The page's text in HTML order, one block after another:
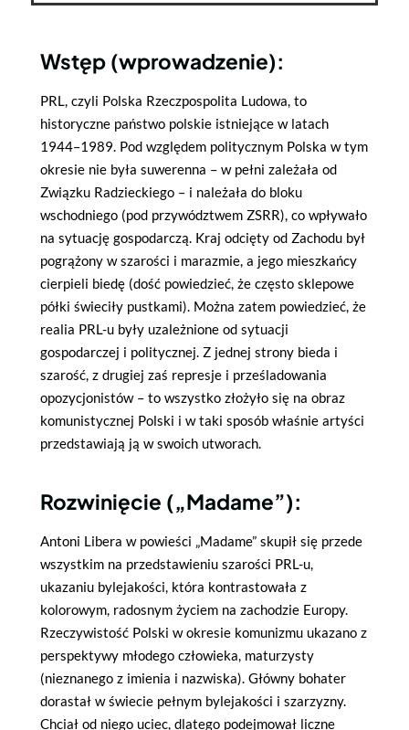
Wstęp (wprowadzenie):
PRL, czyli Polska Rzeczpospolita Ludowa, to
historyczne państwo polskie istniejące w latach
1944–1989. Pod względem politycznym Polska w tym
okresie nie była suwerenna – w pełni zależała od
Związku Radzieckiego – i należała do bloku
wschodniego (pod przywództwem ZSRR), co wpływało
na sytuację gospodarczą. Kraj odcięty od Zachodu był
pogrążony w szarości i marazmie, a jego mieszkańcy
cierpieli biedę (dość powiedzieć, że często sklepowe
półki świeciły pustkami). Można zatem powiedzieć, że
realia PRL-u były uzależnione od sytuacji
gospodarczej i politycznej. Z jednej strony bieda i
szarość, z drugiej zaś represje i prześladowania
opozycjonistów – to wszystko złożyło się na obraz
komunistycznej Polski i w taki sposób właśnie artyści
przedstawiają ją w swoich utworach.
Rozwinięcie („Madame”):
Antoni Libera w powieści „Madame” skupił się przede
wszystkim na przedstawieniu szarości PRL-u,
ukazaniu bylejakości, która kontrastowała z
kolorowym, radosnym życiem na zachodzie Europy.
Rzeczywistość Polski w okresie komunizmu ukazano z
perspektywy młodego człowieka, maturzysty
(nieznanego z imienia i nazwiska). Główny bohater
dorastał w świecie pełnym bylejakości i szarzyzny.
Chciał od niego uciec, dlatego podejmował liczne